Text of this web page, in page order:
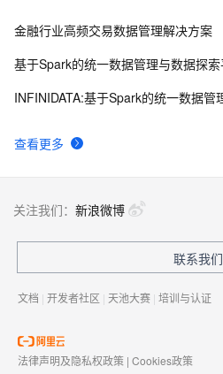
查看更多
金融行业高频交易数据管理解决方案
基于Spark的统一数据管理与数据探索
INFINIDATA:基于Spark的统一数据管
关注我们： 新浪微博
联系我们
文档 | 开发者社区 | 天池大赛 | 培训与认证
法律声明及隐私权政策 | Cookies政策